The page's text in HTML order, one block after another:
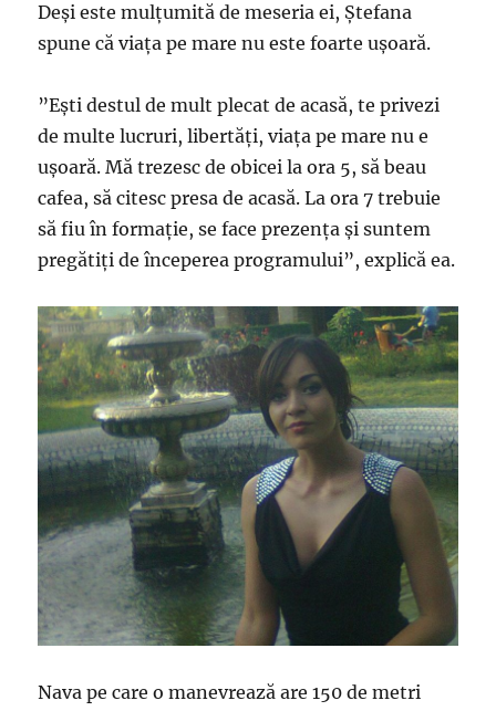
Deși este mulțumită de meseria ei, Ștefana
spune că viața pe mare nu este foarte ușoară.
”Ești destul de mult plecat de acasă, te privezi
de multe lucruri, libertăți, viața pe mare nu e
ușoară. Mă trezesc de obicei la ora 5, să beau
cafea, să citesc presa de acasă. La ora 7 trebuie
să fiu în formație, se face prezența și suntem
pregătiți de începerea programului”, explică ea.
Nava pe care o manevrează are 150 de metri